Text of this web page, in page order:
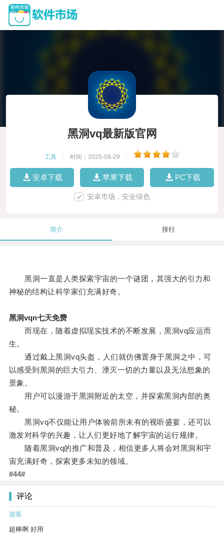
黑洞vq最新版官网
工具 时间：2025-08-29
安卓下载 苹果下载 PC下载
安卓市场，安全绿色
简介 排行
黑洞一直是人类探索宇宙的一个谜团，其强大的引力和
神秘的结构让科学家们充满好奇。
黑洞vqn七天免费
而现在，随着虚拟现实技术的不断发展，黑洞vq应运而
生。
通过戴上黑洞vq头盔，人们就仿佛置身于黑洞之中，可
以感受到黑洞的巨大引力、湮灭一切的力量以及无法想象的
景象。
用户可以漫游于黑洞附近的太空，并探索黑洞内部的奥
秘。
黑洞vq不仅能让用户体验前所未有的视听盛宴，还可以
激发对科学的兴趣，让人们更好地了解宇宙的运行规律。
随着黑洞vq的推广和普及，相信更多人将会对黑洞和宇
宙充满好奇，探索更多未知的领域。
#44#
评论
游客
超棒啊 好用